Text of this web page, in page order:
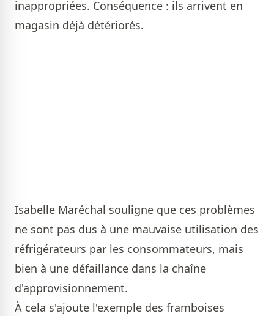
inappropriées. Conséquence : ils arrivent en
magasin déjà détériorés.
Isabelle Maréchal souligne que ces problèmes
ne sont pas dus à une mauvaise utilisation des
réfrigérateurs par les consommateurs, mais
bien à une défaillance dans la chaîne
d'approvisionnement.
À cela s'ajoute l'exemple des framboises